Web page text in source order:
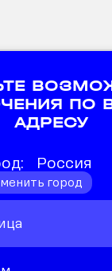
ПО
АДРЕСУ
Россия
город